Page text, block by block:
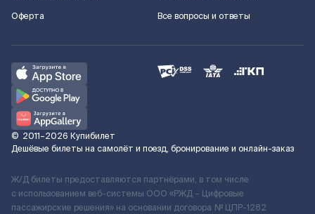
Оферта
Все вопросы и ответы
© 2011–2026 Купибилет
Дешёвые билеты на самолёт и поезд, бронирование и онлайн-заказ
Ж/Д билеты предоставляются партнёрами, в том числе
с использованием веб-системы ООО «РЖД – Цифровые
пассажирские решения» на основании договора № ЦПР-1282